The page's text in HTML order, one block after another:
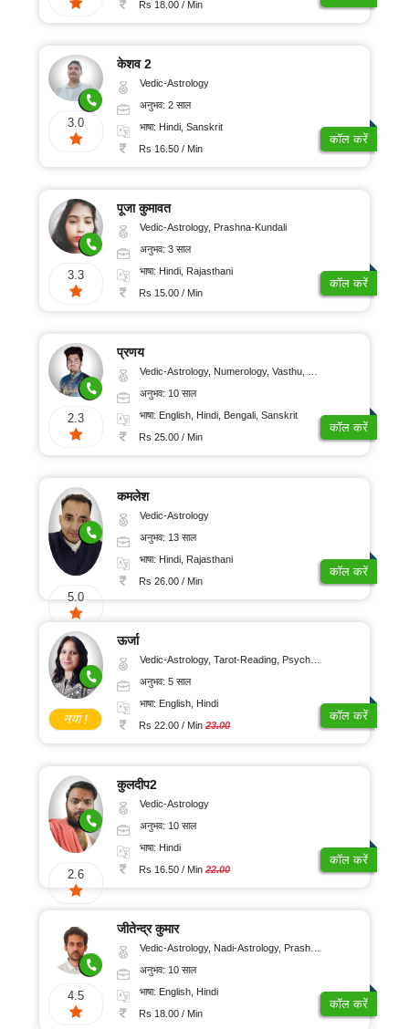
Rs 18.00 / Min
3.0
केशव 2
Vedic-Astrology
अनुभव: 2 साल
भाषा: Hindi, Sanskrit
Rs 16.50 / Min
कॉल करें
3.3
पूजा कुमावत
Vedic-Astrology, Prashna-Kundali
अनुभव: 3 साल
भाषा: Hindi, Rajasthani
Rs 15.00 / Min
कॉल करें
2.3
प्रणय
Vedic-Astrology, Numerology, Vasthu, Nadi-Astrology, Psychology, Medical-Astrology, Prashna-Kundali
अनुभव: 10 साल
भाषा: English, Hindi, Bengali, Sanskrit
Rs 25.00 / Min
कॉल करें
5.0
कमलेश
Vedic-Astrology
अनुभव: 13 साल
भाषा: Hindi, Rajasthani
Rs 26.00 / Min
कॉल करें
नया !
ऊर्जा
Vedic-Astrology, Tarot-Reading, Psychology, Prashna-Kundali
अनुभव: 5 साल
भाषा: English, Hindi
Rs 22.00 / Min23.00
कॉल करें
2.6
कुलदीप2
Vedic-Astrology
अनुभव: 10 साल
भाषा: Hindi
Rs 16.50 / Min22.00
कॉल करें
4.5
जीतेन्द्र कुमार
Vedic-Astrology, Nadi-Astrology, Prashna-Kundali
अनुभव: 10 साल
भाषा: English, Hindi
Rs 18.00 / Min
कॉल करें